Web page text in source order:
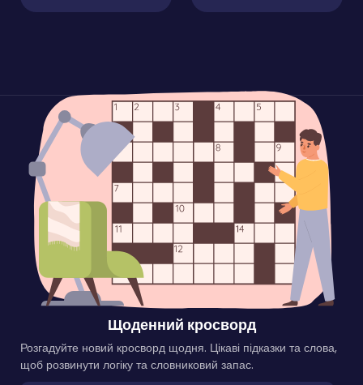
Щоденний кросворд
Розгадуйте новий кросворд щодня. Цікаві підказки та слова,
щоб розвинути логіку та словниковий запас.